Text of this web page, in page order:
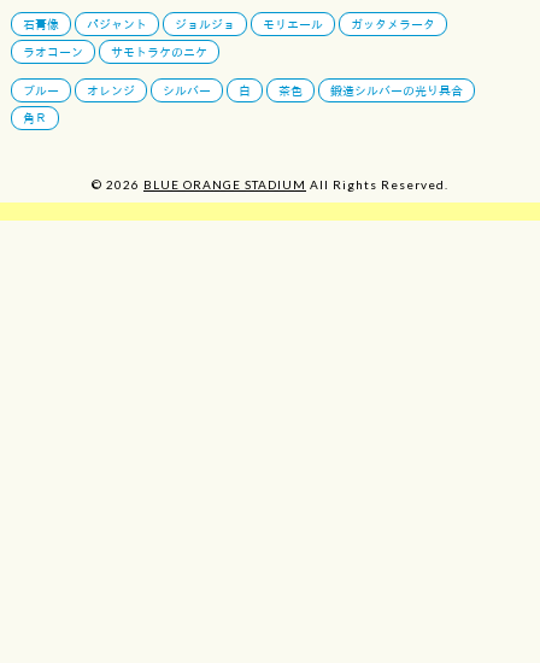
石膏像 パジャント ジョルジョ モリエール
ガッタメラータ
ラオコーン
サモトラケのニケ
ブルー オレンジ シルバー 白 茶色
鍛造シルバーの光り具合
角Ｒ
© 2026 BLUE ORANGE STADIUM All Rights Reserved.